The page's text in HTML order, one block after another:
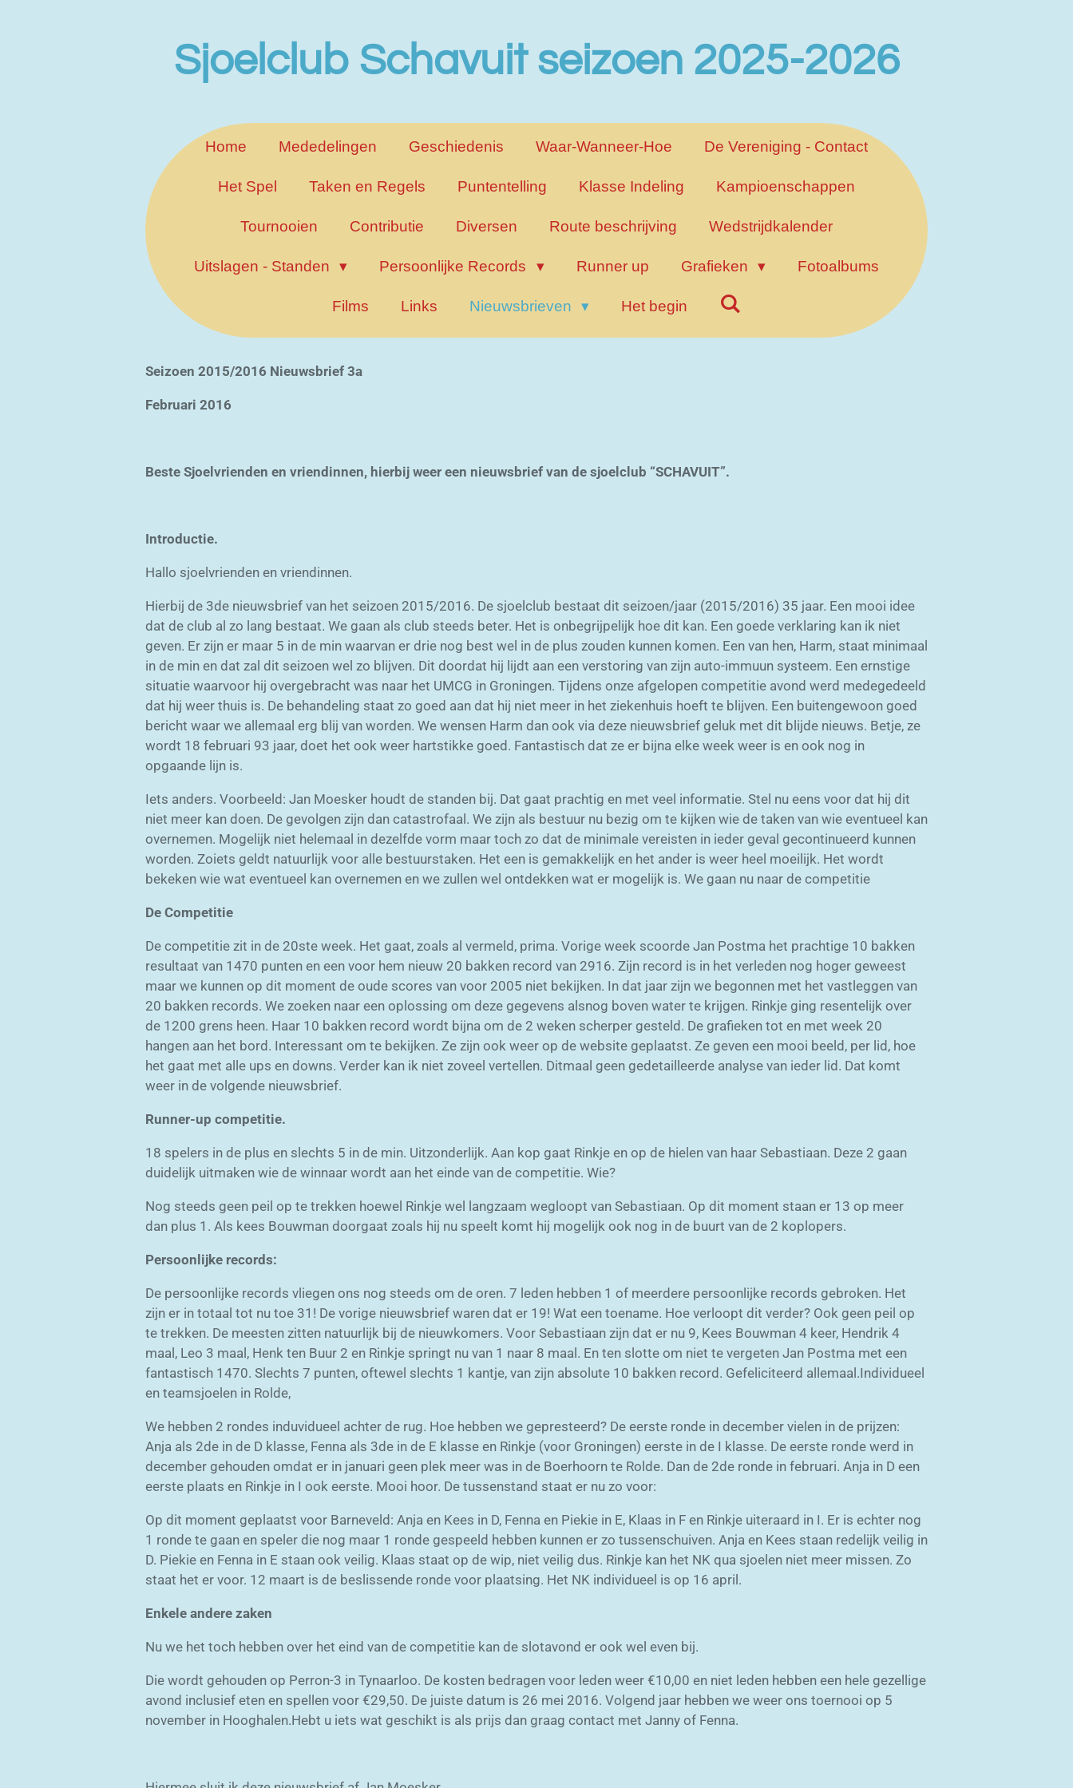
Sjoelclub Schavuit seizoen 2025-2026
Home Mededelingen Geschiedenis Waar-Wanneer-Hoe De Vereniging - Contact
Het Spel Taken en Regels Puntentelling Klasse Indeling Kampioenschappen
Tournooien Contributie Diversen Route beschrijving Wedstrijdkalender
Uitslagen - Standen Persoonlijke Records Runner up Grafieken Fotoalbums
Films Links Nieuwsbrieven Het begin
Seizoen 2015/2016 Nieuwsbrief 3a
Februari 2016
Beste Sjoelvrienden en vriendinnen, hierbij weer een nieuwsbrief van de sjoelclub “SCHAVUIT”.
Introductie.
Hallo sjoelvrienden en vriendinnen.
Hierbij de 3de nieuwsbrief van het seizoen 2015/2016. De sjoelclub bestaat dit seizoen/jaar (2015/2016) 35 jaar. Een mooi idee
dat de club al zo lang bestaat. We gaan als club steeds beter. Het is onbegrijpelijk hoe dit kan. Een goede verklaring kan ik niet
geven. Er zijn er maar 5 in de min waarvan er drie nog best wel in de plus zouden kunnen komen. Een van hen, Harm, staat minimaal
in de min en dat zal dit seizoen wel zo blijven. Dit doordat hij lijdt aan een verstoring van zijn auto-immuun systeem. Een ernstige
situatie waarvoor hij overgebracht was naar het UMCG in Groningen. Tijdens onze afgelopen competitie avond werd medegedeeld
dat hij weer thuis is. De behandeling staat zo goed aan dat hij niet meer in het ziekenhuis hoeft te blijven. Een buitengewoon goed
bericht waar we allemaal erg blij van worden. We wensen Harm dan ook via deze nieuwsbrief geluk met dit blijde nieuws. Betje, ze
wordt 18 februari 93 jaar, doet het ook weer hartstikke goed. Fantastisch dat ze er bijna elke week weer is en ook nog in
opgaande lijn is.
Iets anders. Voorbeeld: Jan Moesker houdt de standen bij. Dat gaat prachtig en met veel informatie. Stel nu eens voor dat hij dit
niet meer kan doen. De gevolgen zijn dan catastrofaal. We zijn als bestuur nu bezig om te kijken wie de taken van wie eventueel kan
overnemen. Mogelijk niet helemaal in dezelfde vorm maar toch zo dat de minimale vereisten in ieder geval gecontinueerd kunnen
worden. Zoiets geldt natuurlijk voor alle bestuurstaken. Het een is gemakkelijk en het ander is weer heel moeilijk. Het wordt
bekeken wie wat eventueel kan overnemen en we zullen wel ontdekken wat er mogelijk is. We gaan nu naar de competitie
De Competitie
De competitie zit in de 20ste week. Het gaat, zoals al vermeld, prima. Vorige week scoorde Jan Postma het prachtige 10 bakken
resultaat van 1470 punten en een voor hem nieuw 20 bakken record van 2916. Zijn record is in het verleden nog hoger geweest
maar we kunnen op dit moment de oude scores van voor 2005 niet bekijken. In dat jaar zijn we begonnen met het vastleggen van
20 bakken records. We zoeken naar een oplossing om deze gegevens alsnog boven water te krijgen. Rinkje ging resentelijk over
de 1200 grens heen. Haar 10 bakken record wordt bijna om de 2 weken scherper gesteld. De grafieken tot en met week 20
hangen aan het bord. Interessant om te bekijken. Ze zijn ook weer op de website geplaatst. Ze geven een mooi beeld, per lid, hoe
het gaat met alle ups en downs. Verder kan ik niet zoveel vertellen. Ditmaal geen gedetailleerde analyse van ieder lid. Dat komt
weer in de volgende nieuwsbrief.
Runner-up competitie.
18 spelers in de plus en slechts 5 in de min. Uitzonderlijk. Aan kop gaat Rinkje en op de hielen van haar Sebastiaan. Deze 2 gaan
duidelijk uitmaken wie de winnaar wordt aan het einde van de competitie. Wie?
Nog steeds geen peil op te trekken hoewel Rinkje wel langzaam wegloopt van Sebastiaan. Op dit moment staan er 13 op meer
dan plus 1. Als kees Bouwman doorgaat zoals hij nu speelt komt hij mogelijk ook nog in de buurt van de 2 koplopers.
Persoonlijke records:
De persoonlijke records vliegen ons nog steeds om de oren. 7 leden hebben 1 of meerdere persoonlijke records gebroken. Het
zijn er in totaal tot nu toe 31! De vorige nieuwsbrief waren dat er 19! Wat een toename. Hoe verloopt dit verder? Ook geen peil op
te trekken. De meesten zitten natuurlijk bij de nieuwkomers. Voor Sebastiaan zijn dat er nu 9, Kees Bouwman 4 keer, Hendrik 4
maal, Leo 3 maal, Henk ten Buur 2 en Rinkje springt nu van 1 naar 8 maal. En ten slotte om niet te vergeten Jan Postma met een
fantastisch 1470. Slechts 7 punten, oftewel slechts 1 kantje, van zijn absolute 10 bakken record. Gefeliciteerd allemaal.Individueel
en teamsjoelen in Rolde,
We hebben 2 rondes induvidueel achter de rug. Hoe hebben we gepresteerd? De eerste ronde in december vielen in de prijzen:
Anja als 2de in de D klasse, Fenna als 3de in de E klasse en Rinkje (voor Groningen) eerste in de I klasse. De eerste ronde werd in
december gehouden omdat er in januari geen plek meer was in de Boerhoorn te Rolde. Dan de 2de ronde in februari. Anja in D een
eerste plaats en Rinkje in I ook eerste. Mooi hoor. De tussenstand staat er nu zo voor:
Op dit moment geplaatst voor Barneveld: Anja en Kees in D, Fenna en Piekie in E, Klaas in F en Rinkje uiteraard in I. Er is echter nog
1 ronde te gaan en speler die nog maar 1 ronde gespeeld hebben kunnen er zo tussenschuiven. Anja en Kees staan redelijk veilig in
D. Piekie en Fenna in E staan ook veilig. Klaas staat op de wip, niet veilig dus. Rinkje kan het NK qua sjoelen niet meer missen. Zo
staat het er voor. 12 maart is de beslissende ronde voor plaatsing. Het NK individueel is op 16 april.
Enkele andere zaken
Nu we het toch hebben over het eind van de competitie kan de slotavond er ook wel even bij.
Die wordt gehouden op Perron-3 in Tynaarloo. De kosten bedragen voor leden weer €10,00 en niet leden hebben een hele gezellige
avond inclusief eten en spellen voor €29,50. De juiste datum is 26 mei 2016. Volgend jaar hebben we weer ons toernooi op 5
november in Hooghalen.Hebt u iets wat geschikt is als prijs dan graag contact met Janny of Fenna.